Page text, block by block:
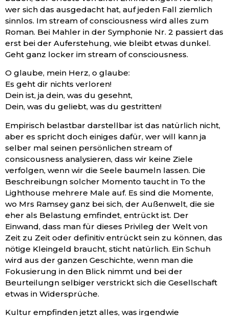
wer sich das ausgedacht hat, auf jeden Fall ziemlich
sinnlos. Im stream of consciousness wird alles zum
Roman. Bei Mahler in der Symphonie Nr. 2 passiert das
erst bei der Auferstehung, wie bleibt etwas dunkel.
Geht ganz locker im stream of consciousness.
O glaube, mein Herz, o glaube:
Es geht dir nichts verloren!
Dein ist, ja dein, was du gesehnt,
Dein, was du geliebt, was du gestritten!
Empirisch belastbar darstellbar ist das natürlich nicht,
aber es spricht doch einiges dafür, wer will kann ja
selber mal seinen persönlichen stream of
consicousness analysieren, dass wir keine Ziele
verfolgen, wenn wir die Seele baumeln lassen. Die
Beschreibungn solcher Momento taucht in To the
Lighthouse mehrere Male auf. Es sind die Momente,
wo Mrs Ramsey ganz bei sich, der Außenwelt, die sie
eher als Belastung emfindet, entrückt ist. Der
Einwand, dass man für dieses Privileg der Welt von
Zeit zu Zeit oder definitiv entrückt sein zu können, das
nötige Kleingeld braucht, sticht natürlich. Ein Schuh
wird aus der ganzen Geschichte, wenn man die
Fokusierung in den Blick nimmt und bei der
Beurteilungn selbiger verstrickt sich die Gesellschaft
etwas in Widersprüche.
Kultur empfinden jetzt alles, was irgendwie